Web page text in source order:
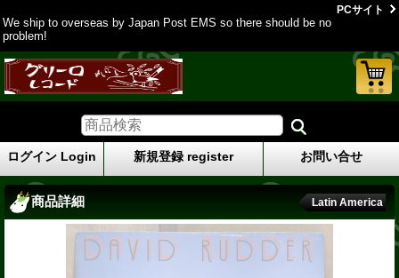
We ship to overseas by Japan Post EMS so there should be no
problem!
PCサイト
ログイン Login 新規登録 register お問い合せ
商品詳細 Latin America